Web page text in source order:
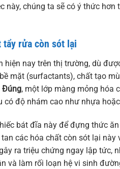
này, chúng ta sẽ có ý thức hơn
tẩy rửa còn sót lại
hiện nay trên thị trường, dù
mặt (surfactants), chất tạo
Đúng, một lớp màng mỏng hóa
có độ nhám cao như nhựa
bát đĩa này để đựng thức
các hóa chất còn sót lại
ra triệu chứng ngay lập tức,
và làm rối loạn hệ vi sinh